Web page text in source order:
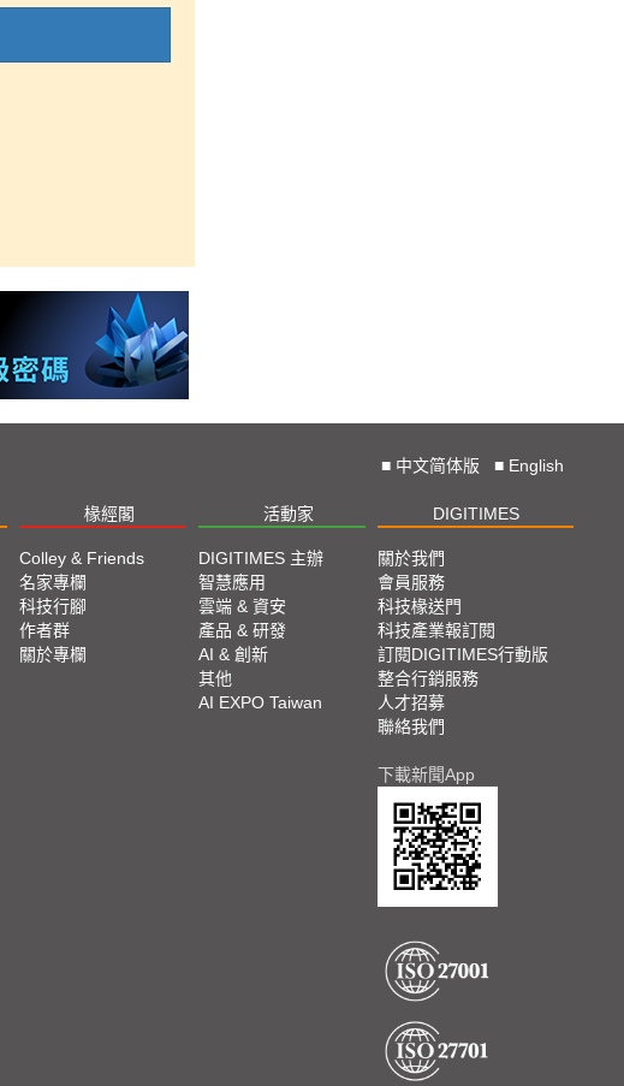
■ 中文简体版 ■ English
椽經閣 活動家 DIGITIMES
Colley & Friends
名家專欄
科技行腳
作者群
關於專欄
DIGITIMES 主辦
智慧應用
雲端 & 資安
產品 & 研發
AI & 創新
其他
AI EXPO Taiwan
關於我們
會員服務
科技椽送門
科技產業報訂閱
訂閱DIGITIMES行動版
整合行銷服務
人才招募
聯絡我們
下載新聞App